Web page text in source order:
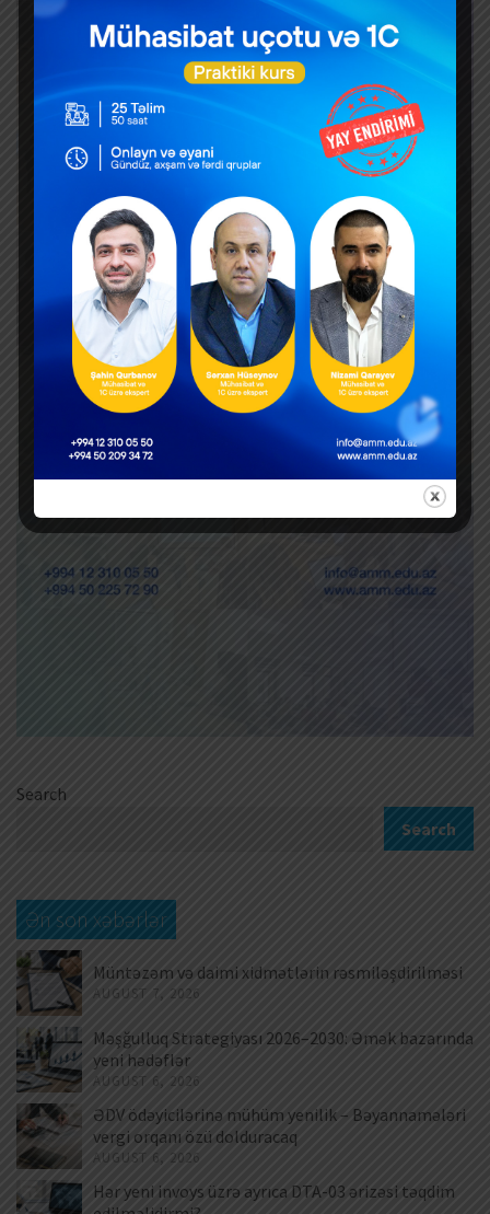
Search
Search
Ən son xəbərlər
Müntəzəm və daimi xidmətlərin rəsmiləşdirilməsi
AUGUST 7, 2026
Məşğulluq Strategiyası 2026–2030: Əmək bazarında
yeni hədəflər
AUGUST 6, 2026
ƏDV ödəyicilərinə mühüm yenilik – Bəyannamələri
vergi orqanı özü dolduracaq
AUGUST 6, 2026
Hər yeni invoys üzrə ayrıca DTA-03 ərizəsi təqdim